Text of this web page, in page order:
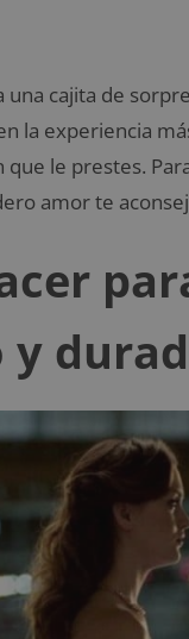
una cajita de
la experiencia
que le prestes.
amor te
y